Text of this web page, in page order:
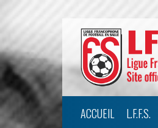
ACCUEIL L.F.F.S.